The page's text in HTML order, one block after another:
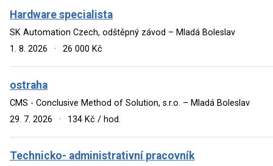
Hardware specialista
SK Automation Czech, odštěpný závod – Mladá Boleslav
1. 8. 2026
· 26 000 Kč
ostraha
CMS - Conclusive Method of Solution, s.r.o. – Mladá Boleslav
29. 7. 2026
· 134 Kč / hod.
Technicko- administrativní pracovník